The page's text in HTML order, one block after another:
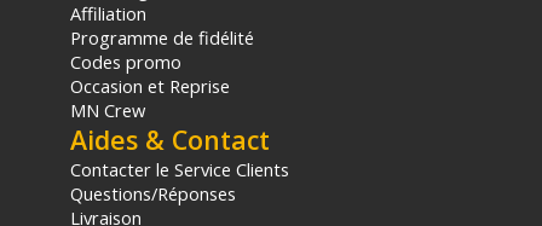
Affiliation
Programme de fidélité
Codes promo
Occasion et Reprise
MN Crew
Aides & Contact
Contacter le Service Clients
Questions/Réponses
Livraison